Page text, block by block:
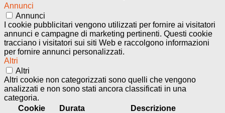
Annunci
Annunci
I cookie pubblicitari vengono utilizzati per fornire ai visitatori
annunci e campagne di marketing pertinenti. Questi cookie
tracciano i visitatori sui siti Web e raccolgono informazioni
per fornire annunci personalizzati.
Altri
Altri
Altri cookie non categorizzati sono quelli che vengono
analizzati e non sono stati ancora classificati in una
categoria.
Cookie
Durata
Descrizione